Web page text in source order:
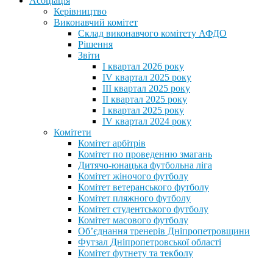
Керівництво
Виконавчий комітет
Склад виконавчого комітету АФДО
Рішення
Звіти
I квартал 2026 року
IV квартал 2025 року
III квартал 2025 року
II квартал 2025 року
I квартал 2025 року
IV квартал 2024 року
Комітети
Комітет арбітрів
Комітет по проведенню змагань
Дитячо-юнацька футбольна ліга
Комітет жіночого футболу
Комітет ветеранського футболу
Комітет пляжного футболу
Комітет студентського футболу
Комітет масового футболу
Обʼєднання тренерів Дніпропетровщини
Футзал Дніпропетровської області
Комітет футнету та текболу